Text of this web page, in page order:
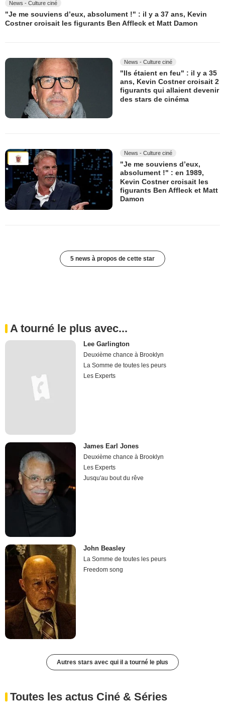
News - Culture ciné
"Je me souviens d’eux, absolument !" : il y a 37 ans, Kevin
Costner croisait les figurants Ben Affleck et Matt Damon
News - Culture ciné
"Ils étaient en feu" : il y a 35
ans, Kevin Costner croisait 2
figurants qui allaient devenir
des stars de cinéma
News - Culture ciné
"Je me souviens d’eux,
absolument !" : en 1989,
Kevin Costner croisait les
figurants Ben Affleck et Matt
Damon
5 news à propos de cette star
A tourné le plus avec...
Lee Garlington
Deuxième chance à Brooklyn
La Somme de toutes les peurs
Les Experts
James Earl Jones
Deuxième chance à Brooklyn
Les Experts
Jusqu'au bout du rêve
John Beasley
La Somme de toutes les peurs
Freedom song
Autres stars avec qui il a tourné le plus
Toutes les actus Ciné & Séries